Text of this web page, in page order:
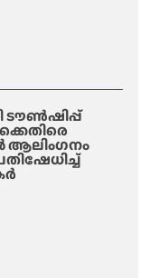
ടൗൺഷിപ്പ്
ആലിം​ഗനം